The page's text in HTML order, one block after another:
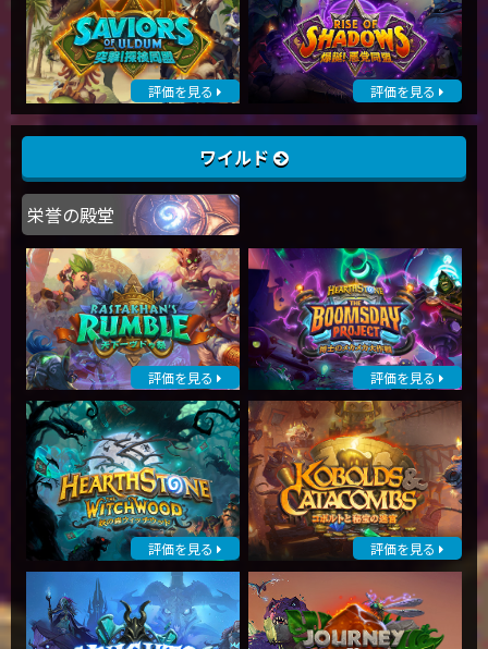
評価を見る 評価を見る
ワイルド
栄誉の殿堂
評価を見る 評価を見る
評価を見る 評価を見る